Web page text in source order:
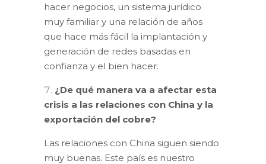
hacer negocios, un sistema jurídico
muy familiar y una relación de años
que hace más fácil la implantación y
generación de redes basadas en
confianza y el bien hacer.
¿De qué manera va a afectar esta
crisis a las relaciones con China y la
exportación del cobre?
Las relaciones con China siguen siendo
muy buenas. Este país es nuestro